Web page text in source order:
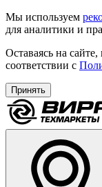
Мы используем
для аналитики и
Оставаясь на
соответствии с
Принять